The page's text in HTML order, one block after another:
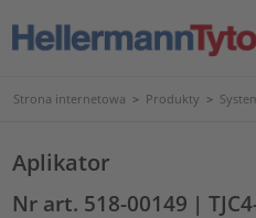
Strona internetowa > Produkty >
Aplikator
Nr art. 518-00149 |